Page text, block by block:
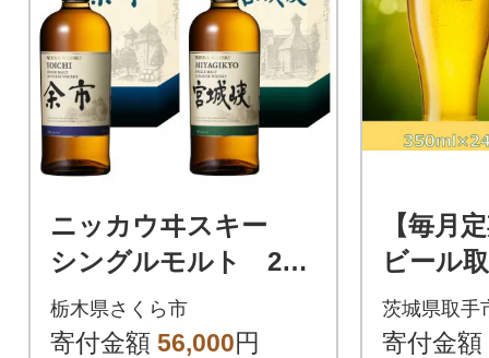
ニッカウヰスキー
シングルモルト 2種
セット(余市&宮城峡)
栃木県さくら市
寄付金額 56,000円
【毎月
ビール
ッドエ
4本全3回
茨城県取手
寄付金額